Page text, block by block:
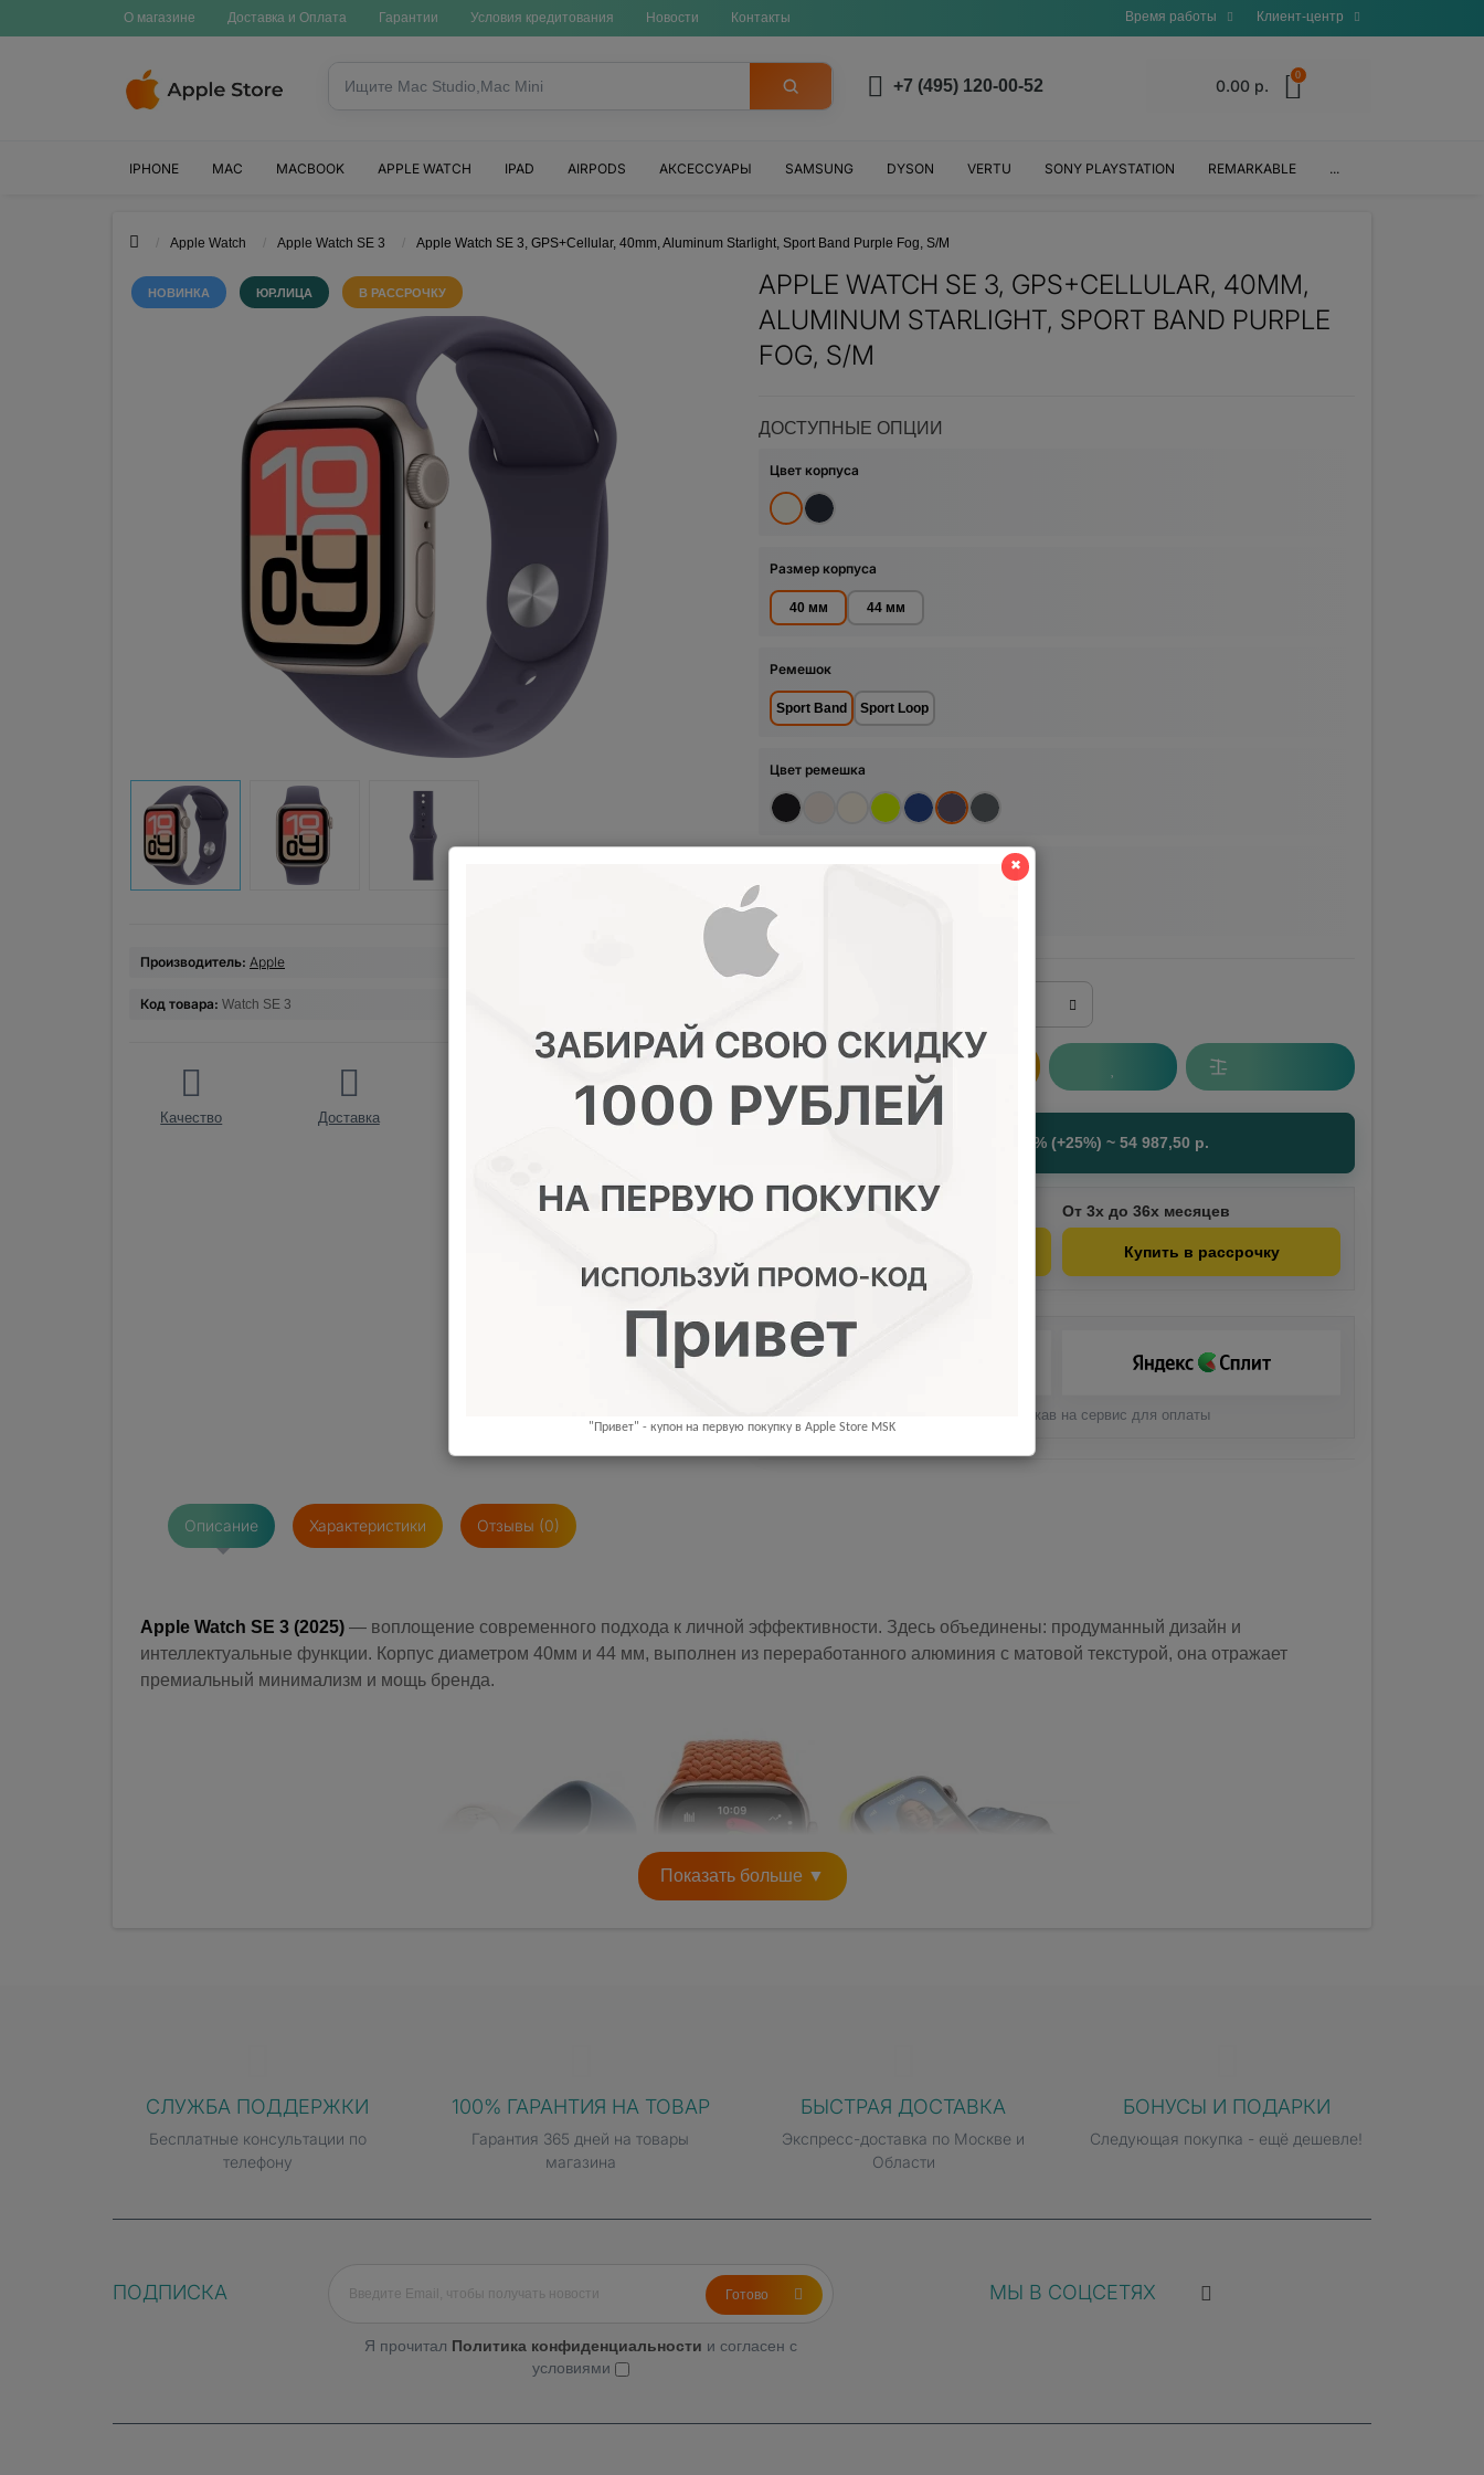
О магазине Доставка и Оплата Гарантии Условия кредитования Новости Контакты Время работы Клиент-центр
+7 (495) 120-00-52 0.00 р.
0
IPHONE MAC MACBOOK APPLE WATCH IPAD AIRPODS АКСЕССУАРЫ SAMSUNG DYSON VERTU SONY PLAYSTATION REMARKABLE ...
Apple Watch Apple Watch SE 3 Apple Watch SE 3, GPS+Cellular, 40mm, Aluminum Starlight, Sport Band Purple Fog, S/M
НОВИНКА ЮР.ЛИЦА В РАССРОЧКУ
Производитель: Apple
Код товара: Watch SE 3
Качество Доставка Обмен
APPLE WATCH SE 3, GPS+CELLULAR, 40MM,
ALUMINUM STARLIGHT, SPORT BAND PURPLE
FOG, S/M
ДОСТУПНЫЕ ОПЦИИ
Цвет корпуса
Размер корпуса
40 мм 44 мм
Ремешок
Sport Band Sport Loop
Цвет ремешка
Размер ремешка
Купить с НДС 22% (+25%) ~ 54 987,50 р.
От1 832,92 р. в месяц От 3х до 36х месяцев
Купить в рассрочку
Узнайте детали, нажав на сервис для оплаты
Описание Характеристики Отзывы (0)
Apple Watch SE 3 (2025) — воплощение современного подхода к личной эффективности. Здесь объединены: продуманный дизайн и
интеллектуальные функции. Корпус диаметром 40мм и 44 мм, выполнен из переработанного алюминия с матовой текстурой, она отражает
премиальный минимализм и мощь бренда.
температуры обеспечивают точность измерений, а приложение Vitals анализирует ключевые показатели во время сна: пульс, дыхание,
температуру запястья и продолжительность отдыха.
Интеллектуальный анализ выявляет отклонения от нормы и мгновенно уведомляет о них, помогая поддерживать стабильное самочувствие и
Показать больше ▼
СЛУЖБА ПОДДЕРЖКИ
Бесплатные консультации по
телефону
100% ГАРАНТИЯ НА ТОВАР
Гарантия 365 дней на товары
магазина
БЫСТРАЯ ДОСТАВКА
Экспресс-доставка по Москве и
Области
БОНУСЫ И ПОДАРКИ
Следующая покупка - ещё дешевле!
ПОДПИСКА
Я прочитал Политика конфиденциальности и согласен с
условиями
Готово МЫ В СОЦСЕТЯХ
"Привет" - купон на первую покупку в Apple Store MSK
✖